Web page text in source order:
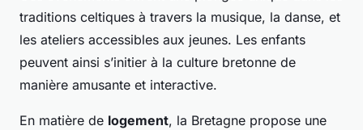
traditions celtiques à travers la musique, la danse, et
les ateliers accessibles aux jeunes. Les enfants
peuvent ainsi s’initier à la culture bretonne de
manière amusante et interactive.
En matière de logement, la Bretagne propose une